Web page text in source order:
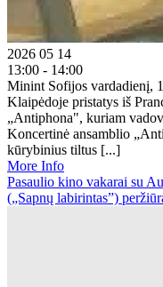
2026 05 14
13:00 - 14:00
Minint Sofijos vardadienį,
Klaipėdoje pristatys iš
„Antiphona", kuriam
Koncertinė ansamblio
kūrybinius tiltus [...]
More Info
Pasaulio kino vakarai su
(„Sapnų labirintas”)